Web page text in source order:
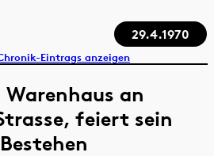
29.4.1970
Eintrags anzeigen
an
feiert sein